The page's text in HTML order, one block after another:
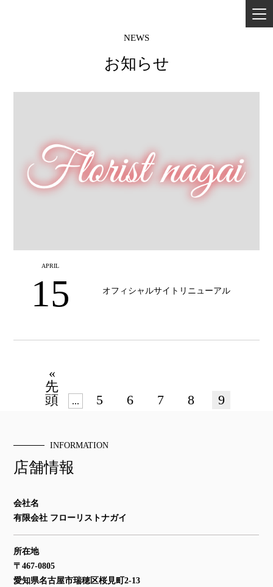
NEWS
お知らせ
APRIL
15 オフィシャルサイトリニューアル
«
先
頭
... 5 6 7 8 9
INFORMATION
店舗情報
会社名
有限会社 フローリストナガイ
所在地
〒467-0805
愛知県名古屋市瑞穂区桜見町2-13